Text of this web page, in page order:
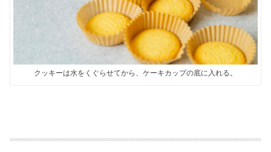
クッキーは水をくぐらせてから、ケーキカップの底に入れる。